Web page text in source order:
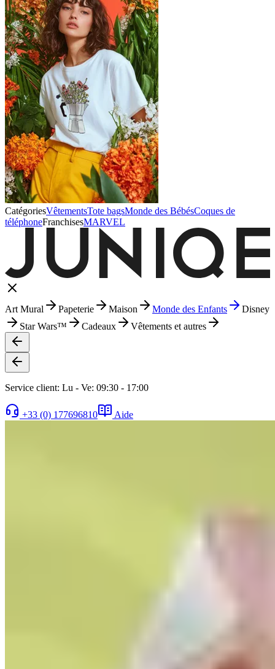
CatégoriesVêtementsTote bagsMonde des BébésCoques de
téléphoneFranchisesMARVEL
Art Mural Papeterie Maison Monde des Enfants
Disney
Star Wars™
Cadeaux Vêtements et autres
Service client: Lu - Ve: 09:30 - 17:00
+33 (0) 177696810 Aide